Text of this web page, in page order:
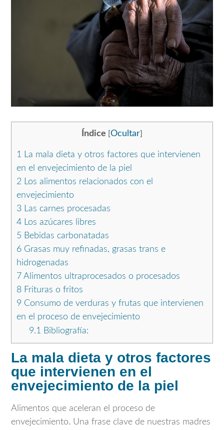
Índice Ocultar
1 La mala dieta y otros factores que intervienen
en el envejecimiento de la piel
2 Los alimentos relacionados con el
envejecimiento
3 Las carnes procesadas
4 Los azúcares libres
5 Bebidas carbonatadas
6 Grasas muy refinadas, grasas trans e
hidrogenadas
7 Alimentos ultraprocesados o procesados
8 Frituras o fritos
9 Consumo de verduras y frutas que intervienen
en el proceso de envejecimiento
9.1 Bibliografía:
La mala dieta y otros factores
que intervienen en el
envejecimiento de la piel
Alimentos que aceleran el proceso de
envejecimiento. Una frase clave de nuestras madres